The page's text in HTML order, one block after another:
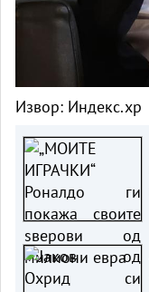
Извор: Индекс.хр